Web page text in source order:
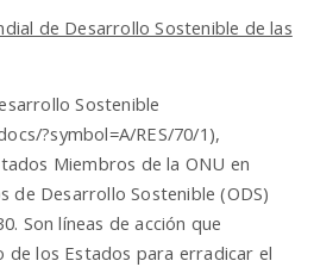
de Desarrollo Sostenible de las
Sostenible
?symbol=A/RES/70/1),
Miembros de la ONU en
de Desarrollo Sostenible (ODS)
Son líneas de acción que
de los Estados para erradicar el